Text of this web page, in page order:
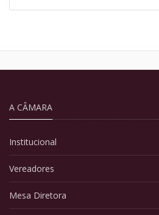
A CÂMARA
Institucional
Vereadores
Mesa Diretora